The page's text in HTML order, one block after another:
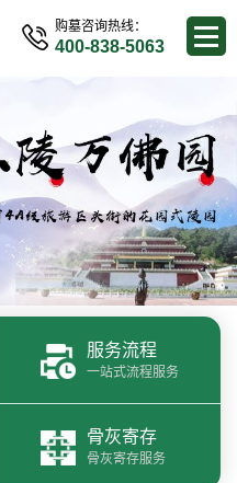
购墓咨询热线：
400-838-5063
服务流程
一站式流程服务
骨灰寄存
骨灰寄存服务